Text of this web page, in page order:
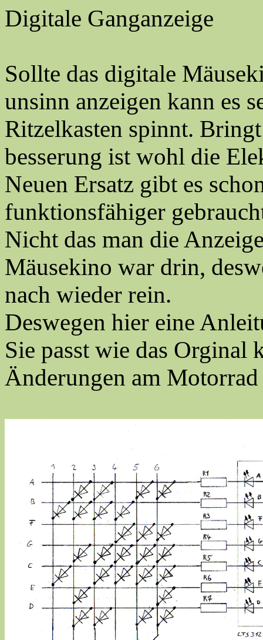
Digitale Ganganzeige
Sollte das digitale
unsinn anzeigen kann es
Ritzelkasten spinnt.
besserung ist wohl die
Neuen Ersatz gibt es
funktionsfähiger
Nicht das man die
Mäusekino war drin,
nach wieder rein.
Deswegen hier eine
Sie passt wie das Orginal
Änderungen am